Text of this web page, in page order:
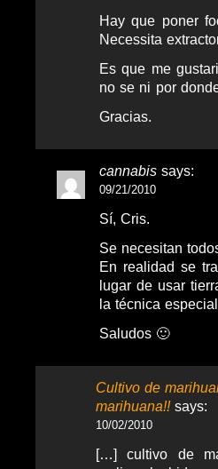
Hay que poner
Necessita
Es que me
no se ni por
Gracias.
cannabis says:
09/21/2010
Sí, Cris.
Se necesitan
En realidad se
lugar de usar
la técnica
Saludos 🙂
Cultivo de
marihuana!!says:
10/02/2010
[…] cultivo de